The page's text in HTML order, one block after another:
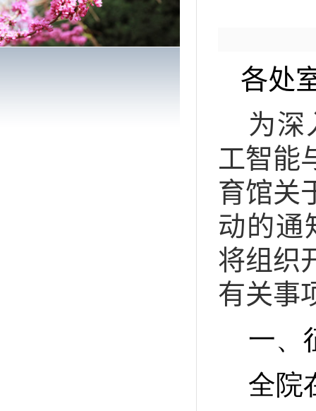
各处
为深
工智能
育馆关
动的通
将组织
有关事
一、
全院